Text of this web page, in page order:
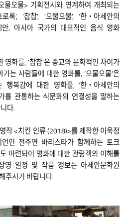
물오물> 기획전시와 연계하여 개최되는
’, ‘찹찹’, ‘오물오물’, ‘한‧아세안의
안, 아시아 국가의 대표적인 음식 영화
영화를, ‘찹찹’은 종교와 문화적인 차이가
는 사람들에 대한 영화를, ‘오물오물’은
행복감에 대한 영화를, ‘한‧아세안의
를 관통하는 식문화의 연결성을 말하는
다.
작 <치킨 인류 (2018)>를 제작한 이욱정
인 전주연 바리스타가 함께하는 토크
마련되어 영화에 대한 관람객의 이해를
영 일정 및 작품 정보는 아세안문화원
주시기 바랍니다.